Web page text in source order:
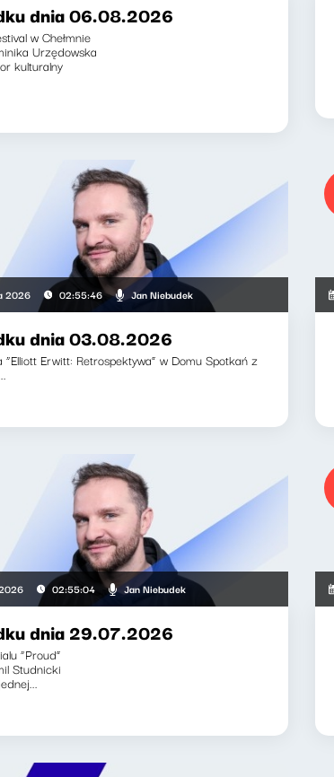
dnia 06.08.2026
w Chełmnie
Urzędowska
kulturalny
2026 02:55:46 Jan Niebudek
dnia 03.08.2026
Erwitt: Retrospektywa” w Domu Spotkań z
02:55:04 Jan Niebudek
dnia 29.07.2026
“Proud”
Studnicki